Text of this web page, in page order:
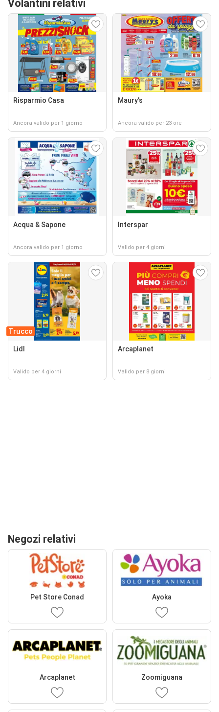
Volantini relativi
Risparmio Casa
Ancora valido per 1 giorno
Maury's
Ancora valido per 23 ore
Acqua & Sapone
Ancora valido per 1 giorno
Interspar
Valido per 4 giorni
Trucco
Lidl
Valido per 4 giorni
Arcaplanet
Valido per 8 giorni
Negozi relativi
Pet Store Conad Ayoka
Arcaplanet Zoomiguana